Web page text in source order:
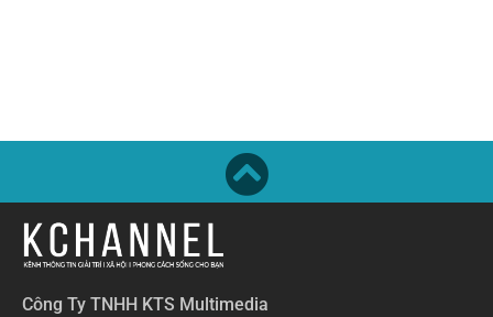
Công Ty TNHH KTS Multimedia